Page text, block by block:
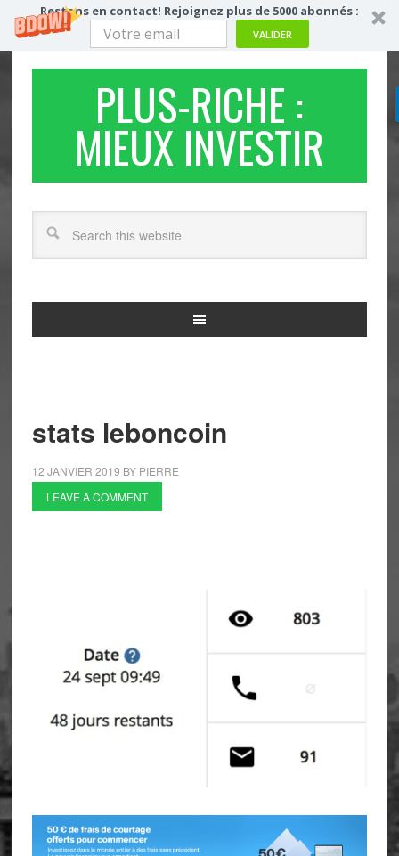
Restons en contact! Rejoignez plus de 5000 abonnés :
VALIDER
PLUS-RICHE :
MIEUX INVESTIR
stats leboncoin
12 JANVIER 2019 BY PIERRE
LEAVE A COMMENT